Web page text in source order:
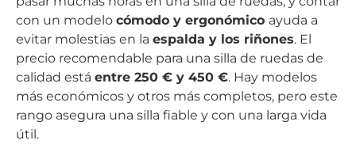
con un modelo cómodo y ergonómico ayuda a
evitar molestias en la espalda y los riñones. El
precio recomendable para una silla de ruedas de
calidad está entre 250 € y 450 €. Hay modelos
más económicos y otros más completos, pero este
rango asegura una silla fiable y con una larga vida
útil.